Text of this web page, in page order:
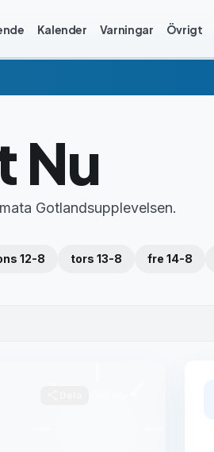
Kalender Varningar Övrigt
Nu
Gotlandsupplevelsen.
12-8 tors 13-8 fre 14-8